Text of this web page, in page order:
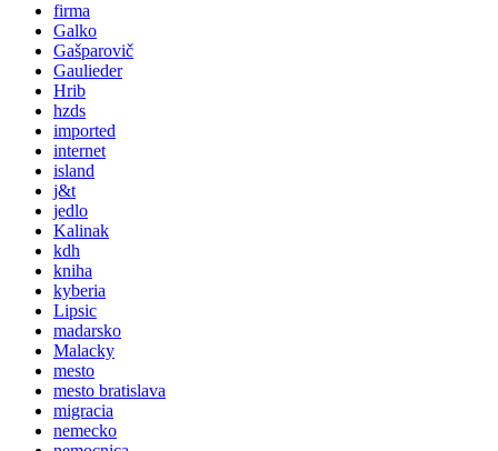
firma
Galko
Gašparovič
Gaulieder
Hrib
hzds
imported
internet
island
j&t
jedlo
Kalinak
kdh
kniha
kyberia
Lipsic
madarsko
Malacky
mesto
mesto bratislava
migracia
nemecko